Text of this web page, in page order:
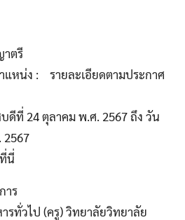
ตรี
หน่ง : รายละเอียดตามประกาศ
ที่ 24 ตุลาคม พ.ศ. 2567 ถึง วัน
นี่
ชการ
ทั่วไป (ครู) วิทยาลัยวิทยาลัย